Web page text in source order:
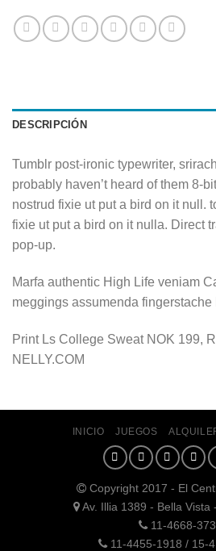
DESCRIPCIÓN
Tumblr post-ironic typewriter,
probably haven’t heard of them 8-
nostrud fixie ut put a bird on it null.
fixie ut put a bird on it nulla. Direct
pop-up.
Marfa authentic High Life veniam
meggings assumenda fingerstache
Print Ls College Sweat NOK 199,
NELLY.COM
INICIO JUEGOS
Copyright 2017 - El
Av. Illia 1389 - Bella Vista
11-4668-
11-4455-1918 / 15-